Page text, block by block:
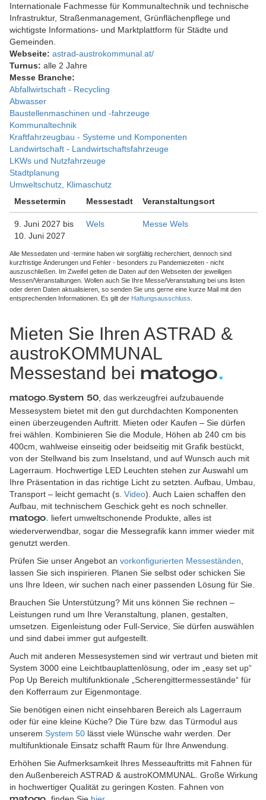
Internationale Fachmesse für Kommunaltechnik und technische
Infrastruktur, Straßenmanagement, Grünflächenpflege und
wichtigste Informations- und Marktplattform für Städte und
Gemeinden.
Webseite: astrad-austrokommunal.at/
Turnus: alle 2 Jahre
Messe Branche:
Abfallwirtschaft - Recycling
Abwasser
Baustellenmaschinen und -fahrzeuge
Kommunaltechnik
Kraftfahrzeugbau - Systeme und Komponenten
Landwirtschaft - Landwirtschaftsfahrzeuge
LKWs und Nutzfahrzeuge
Stadtplanung
Umweltschutz, Klimaschutz
Messetermin
Messestadt Veranstaltungsort
9. Juni 2027 bis
10. Juni 2027
Wels Messe Wels
Alle Messedaten und -termine haben wir sorgfältig recherchiert, dennoch sind
kurzfristige Änderungen und Fehler - besonders zu Pandemiezeiten - nicht
auszuschließen. Im Zweifel gelten die Daten auf den Webseiten der jeweiligen
Messen/Veranstaltungen. Wollen auch Sie Ihre Messe/Veranstaltung bei uns listen
oder deren Daten aktualisieren, so senden Sie uns gerne eine kurze Mail mit den
entsprechenden Informationen. Es gilt der Haftungsausschluss
Mieten Sie Ihren ASTRAD &
austroKOMMUNAL
Messestand bei matogo.
matogo.System 50 , das werkzeugfrei aufzubauende
Messesystem bietet mit den gut durchdachten Komponenten
einen überzeugenden Auftritt. Mieten oder Kaufen – Sie dürfen
frei wählen. Kombinieren Sie die Module, Höhen ab 240 cm bis
400cm, wahlweise einseitig oder beidseitig mit Grafik bestückt,
von der Stellwand bis zum Inselstand, und auf Wunsch auch mit
Lagerraum. Hochwertige LED Leuchten stehen zur Auswahl um
Ihre Präsentation in das richtige Licht zu setzten. Aufbau, Umbau,
Transport – leicht gemacht (s. Video). Auch Laien schaffen den
Aufbau, mit technischem Geschick geht es noch schneller.
matogo. liefert umweltschonende Produkte, alles ist
wiederverwendbar, sogar die Messegrafik kann immer wieder mit
genutzt werden.
Prüfen Sie unser Angebot an vorkonfigurierten Messeständen
lassen Sie sich inspirieren. Planen Sie selbst oder schicken Sie
uns Ihre Ideen, wir suchen nach einer passenden Lösung für Sie.
Brauchen Sie Unterstützung? Mit uns können Sie rechnen –
Leistungen rund um Ihre Veranstaltung, planen, gestalten,
umsetzen. Eigenleistung oder Full-Service, Sie dürfen auswählen
und sind dabei immer gut aufgestellt.
Auch mit anderen Messesystemen sind wir vertraut und bieten mit
System 3000 eine Leichtbauplattenlösung, oder im „easy set up“
Pop Up Bereich multifunktionale „Scherengittermessestände“ für
den Kofferraum zur Eigenmontage.
Sie benötigen einen nicht einsehbaren Bereich als Lagerraum
oder für eine kleine Küche? Die Türe bzw. das Türmodul aus
unserem System 50 lässt viele Wünsche wahr werden. Der
multifunktionale Einsatz schafft Raum für Ihre Anwendung.
Erhöhen Sie Aufmerksamkeit Ihres Messeauftritts mit Fahnen für
den Außenbereich ASTRAD & austroKOMMUNAL. Große Wirkung
in hochwertiger Qualität zu geringen Kosten. Fahnen von